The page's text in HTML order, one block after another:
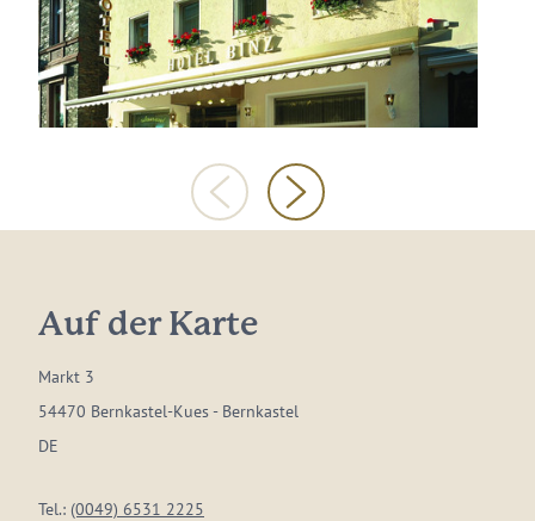
Auf der Karte
Markt 3
54470 Bernkastel-Kues - Bernkastel
DE
Tel.: (0049) 6531 2225